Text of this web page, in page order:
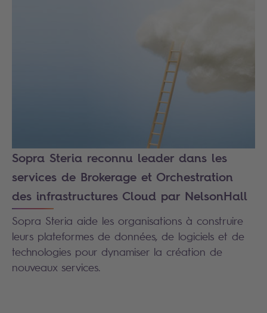
Sopra Steria reconnu leader dans les
services de Brokerage et Orchestration
des infrastructures Cloud par NelsonHall
Sopra Steria aide les organisations à construire
leurs plateformes de données, de logiciels et de
technologies pour dynamiser la création de
nouveaux services.